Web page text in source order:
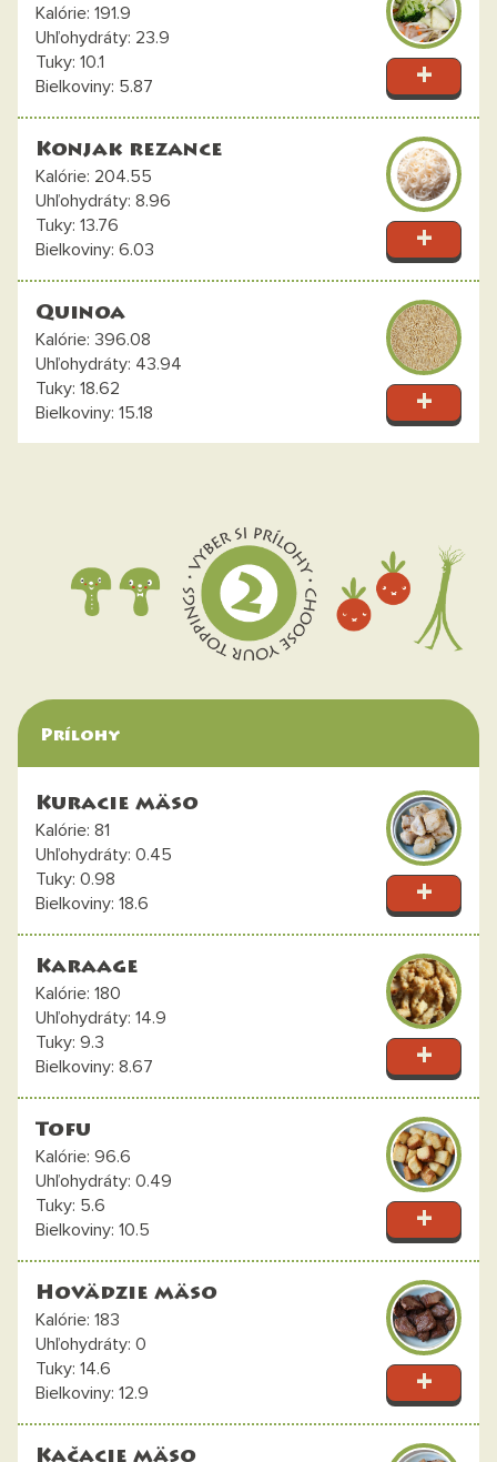
191.9
23.9
10.1
5.87
Konjak rezance
204.55
8.96
13.76
6.03
Quinoa
396.08
43.94
18.62
15.18
Prílohy
Kuracie mäso
81
0.45
0.98
18.6
Karaage
180
14.9
9.3
8.67
Tofu
96.6
0.49
5.6
10.5
Hovädzie mäso
183
0
14.6
12.9
Kačacie mäso